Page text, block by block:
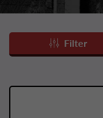
Filter